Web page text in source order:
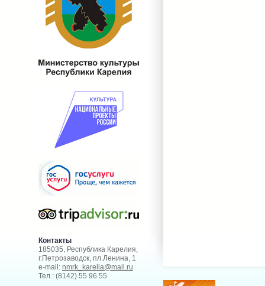
Контакты
185035, Республика Карелия,
г.Петрозаводск, пл.Ленина, 1
e-mail: nmrk_karelia@mail.ru
Тел.: (8142) 55 96 55